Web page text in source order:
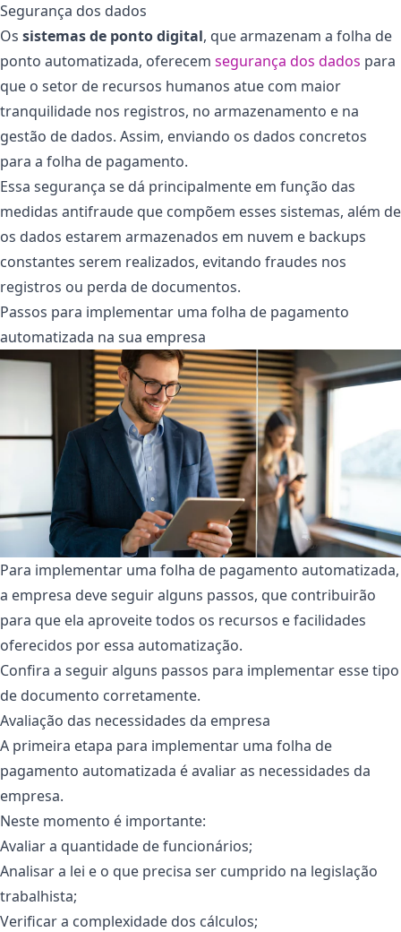
Segurança dos dados
Os sistemas de ponto digital, que armazenam a folha de
ponto automatizada, oferecem segurança dos dados para
que o setor de recursos humanos atue com maior
tranquilidade nos registros, no armazenamento e na
gestão de dados. Assim, enviando os dados concretos
para a folha de pagamento.
Essa segurança se dá principalmente em função das
medidas antifraude que compõem esses sistemas, além de
os dados estarem armazenados em nuvem e backups
constantes serem realizados, evitando fraudes nos
registros ou perda de documentos.
Passos para implementar uma folha de pagamento
automatizada na sua empresa
Para implementar uma folha de pagamento automatizada,
a empresa deve seguir alguns passos, que contribuirão
para que ela aproveite todos os recursos e facilidades
oferecidos por essa automatização.
Confira a seguir alguns passos para implementar esse tipo
de documento corretamente.
Avaliação das necessidades da empresa
A primeira etapa para implementar uma folha de
pagamento automatizada é avaliar as necessidades da
empresa.
Neste momento é importante:
Avaliar a quantidade de funcionários;
Analisar a lei e o que precisa ser cumprido na legislação
trabalhista;
Verificar a complexidade dos cálculos;